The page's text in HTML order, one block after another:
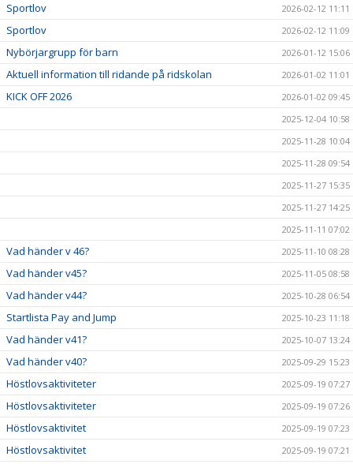
Sportlov 2026-02-12 11:11
Sportlov 2026-02-12 11:09
Nybörjargrupp för barn 2026-01-12 15:06
Aktuell information till ridande på ridskolan 2026-01-02 11:01
KICK OFF 2026
2026-01-02 09:45
2025-12-04 10:58
2025-11-28 10:04
2025-11-28 09:54
2025-11-27 15:35
2025-11-27 14:25
2025-11-11 07:02
Vad händer v 46? 2025-11-10 08:28
Vad händer v45? 2025-11-05 08:58
Vad händer v44? 2025-10-28 06:54
Startlista Pay and Jump 2025-10-23 11:18
Vad händer v41? 2025-10-07 13:24
Vad händer v40? 2025-09-29 15:23
Höstlovsaktiviteter 2025-09-19 07:27
Höstlovsaktiviteter 2025-09-19 07:26
Höstlovsaktivitet 2025-09-19 07:23
Höstlovsaktivitet 2025-09-19 07:21